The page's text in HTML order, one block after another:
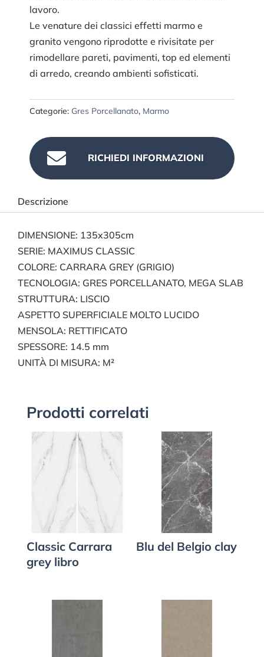
lavoro.
Le venature dei classici effetti marmo e
granito vengono riprodotte e rivisitate per
rimodellare pareti, pavimenti, top ed elementi
di arredo, creando ambienti sofisticati.
Categorie: Gres Porcellanato, Marmo
 RICHIEDI INFORMAZIONI
Descrizione
DIMENSIONE: 135x305cm
SERIE: MAXIMUS CLASSIC
COLORE: CARRARA GREY (GRIGIO)
TECNOLOGIA: GRES PORCELLANATO, MEGA SLAB
STRUTTURA: LISCIO
ASPETTO SUPERFICIALE MOLTO LUCIDO
MENSOLA: RETTIFICATO
SPESSORE: 14.5 mm
UNITÀ DI MISURA: M²
Prodotti correlati
Classic Carrara
grey libro
Blu del Belgio clay